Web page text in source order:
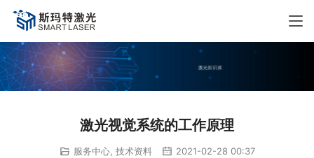
激光视觉系统的工作原理
服务中心, 技术资料 2021-02-28 00:37